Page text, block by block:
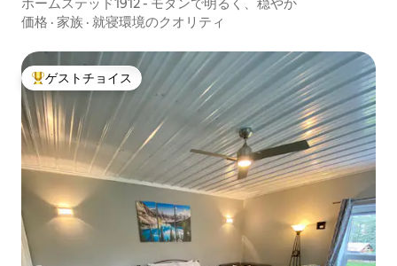
ホームステッド1912 - モダンで明るく、穏やか
価格 · 家族 · 就寝環境のクオリティ
大好評のゲストチョイスです。
ゲストチョイス